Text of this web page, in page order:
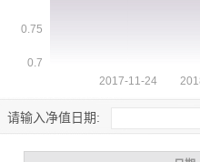
请输入净值日期: